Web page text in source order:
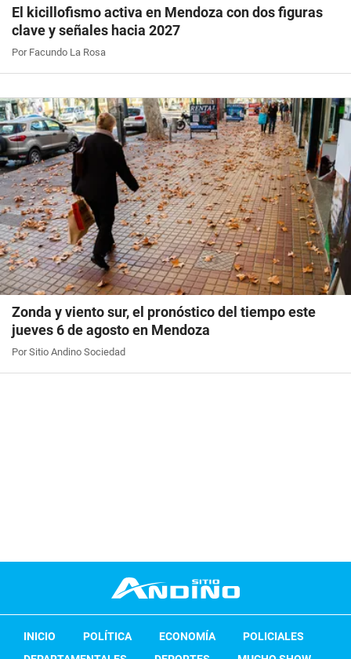
El kicillofismo activa en Mendoza con dos figuras
clave y señales hacia 2027
Por Facundo La Rosa
Zonda y viento sur, el pronóstico del tiempo este
jueves 6 de agosto en Mendoza
Por Sitio Andino Sociedad
INICIO POLÍTICA ECONOMÍA
POLICIALES